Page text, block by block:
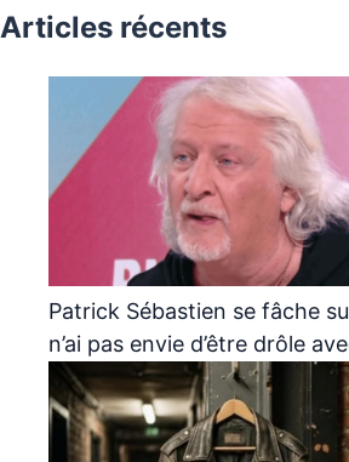
Articles récents
Patrick Sébastien se fâche
n’ai pas envie d’être drôle